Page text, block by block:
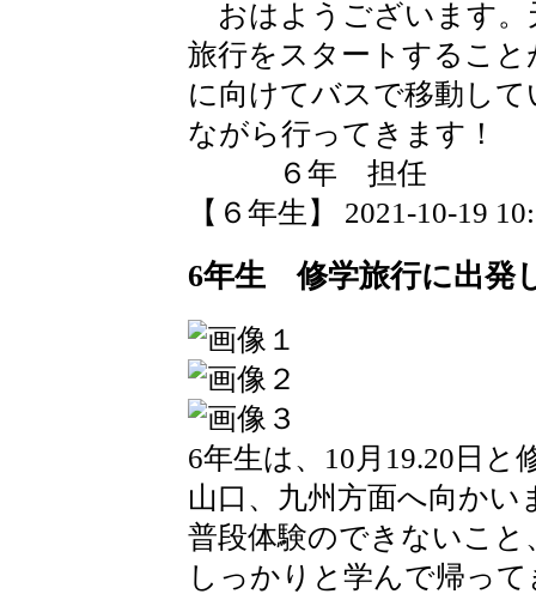
おはようございます。
旅行をスタートするこ
に向けてバスで移動し
ながら行ってきます！
６年 担任
【６年生】 2021-10-19
6年生 修学旅行に出発
6年生は、10月19.20日と
山口、九州方面へ向かい
普段体験のできないこ
しっかりと学んで帰っ